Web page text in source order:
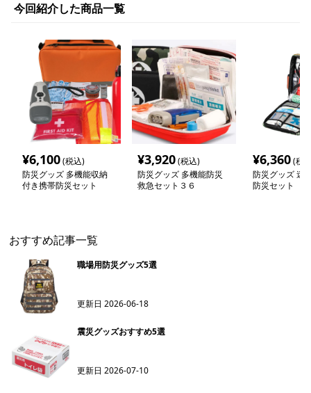
今回紹介した商品一覧
¥6,100(税込)
防災グッズ 多機能収納
付き携帯防災セット
¥3,920(税込)
防災グッズ 多機能防災
救急セット３６
¥6,360(税
防災グッズ 迷
防災セット
おすすめ記事一覧
職場用防災グッズ5選
更新日2026-06-18
震災グッズおすすめ5選
更新日2026-07-10